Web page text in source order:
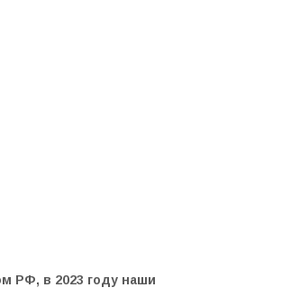
РФ, в 2023 году наши